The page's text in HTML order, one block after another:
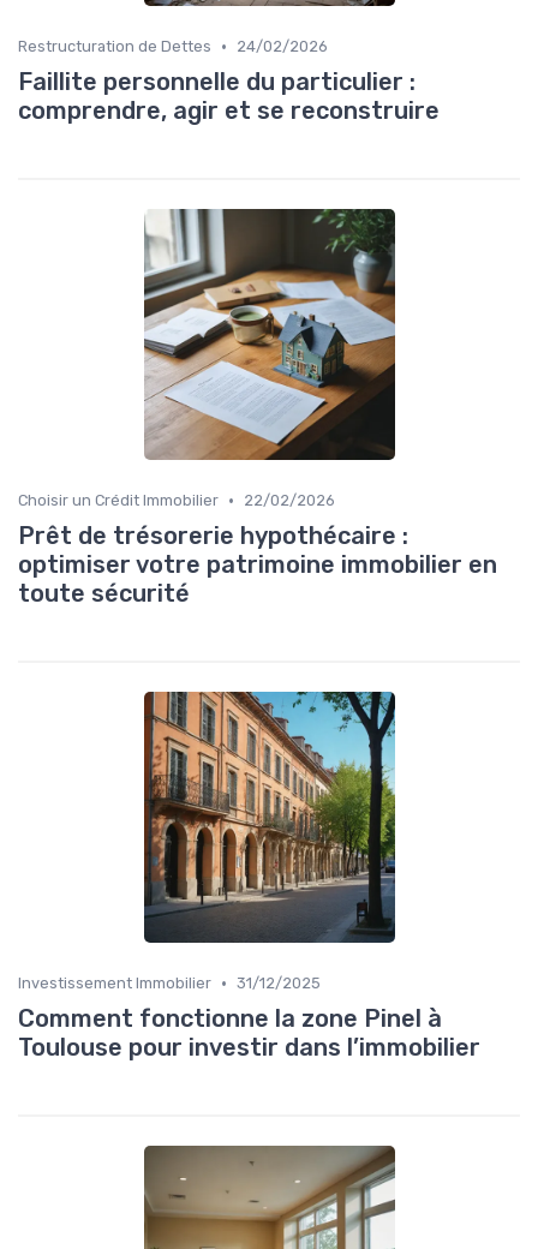
Restructuration de Dettes • 24/02/2026
Faillite personnelle du particulier :
comprendre, agir et se reconstruire
Choisir un Crédit Immobilier • 22/02/2026
Prêt de trésorerie hypothécaire :
optimiser votre patrimoine immobilier en
toute sécurité
Investissement Immobilier • 31/12/2025
Comment fonctionne la zone Pinel à
Toulouse pour investir dans l’immobilier